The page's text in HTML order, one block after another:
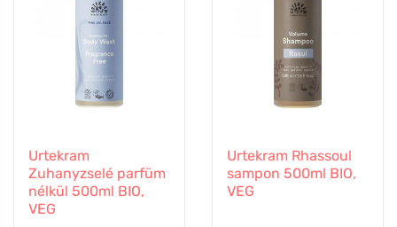
Urtekram
Zuhanyzselé parfüm
nélkül 500ml BIO,
VEG
Urtekram Rhassoul
sampon 500ml BIO,
VEG